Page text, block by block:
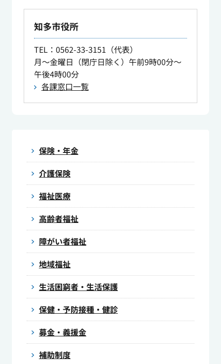
知多市役所
TEL：0562-33-3151（代表）
月～金曜日（閉庁日除く）午前9時00分～
午後4時00分
各課窓口一覧
保険・年金
介護保険
福祉医療
高齢者福祉
障がい者福祉
地域福祉
生活困窮者・生活保護
保健・予防接種・健診
募金・義援金
補助制度